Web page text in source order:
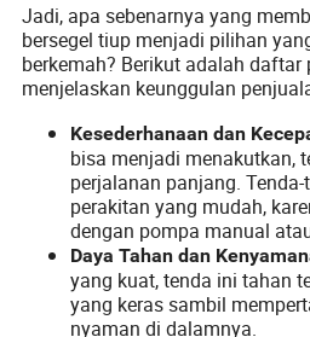
Jadi, apa sebenarnya yang
bersegel tiup menjadi pilihan
berkemah? Berikut adalah
menjelaskan keunggulan
Kesederhanaan dan
bisa menjadi menakutkan,
perjalanan panjang.
perakitan yang mudah,
dengan pompa manual
Daya Tahan dan
yang kuat, tenda ini tahan
yang keras sambil
nyaman di dalamnya.